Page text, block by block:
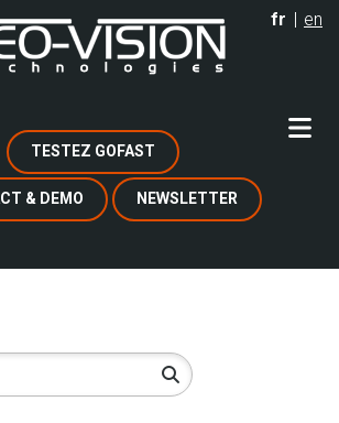
fr en
TESTEZ GOFAST
& DEMO NEWSLETTER